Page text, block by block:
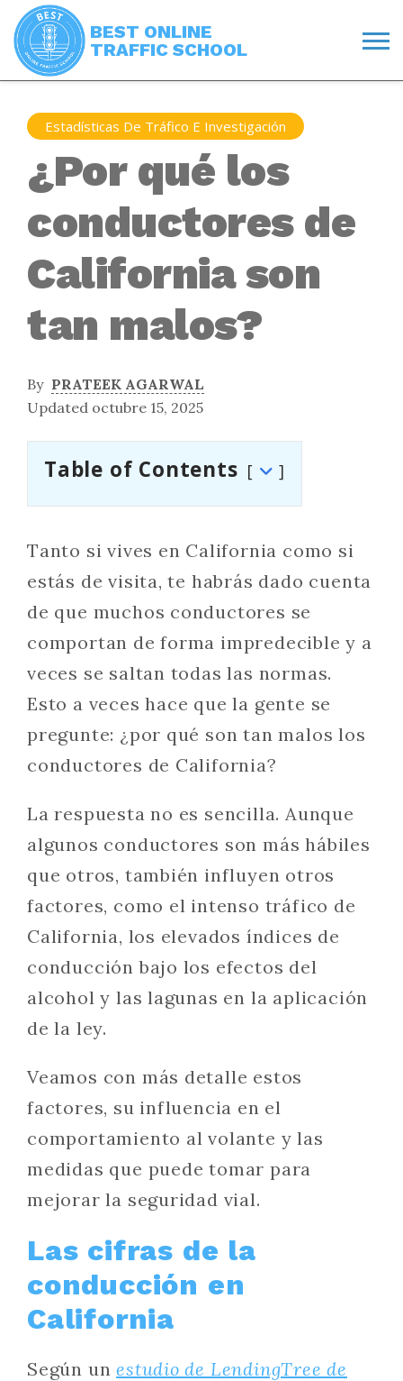
BEST ONLINE
TRAFFIC SCHOOL
Estadísticas De Tráfico E Investigación
¿Por qué los
conductores de
California son
tan malos?
By PRATEEK AGARWAL
Updated octubre 15, 2025
Table of Contents
Tanto si vives en California como si
estás de visita, te habrás dado cuenta
de que muchos conductores se
comportan de forma impredecible y a
veces se saltan todas las normas.
Esto a veces hace que la gente se
pregunte: ¿por qué son tan malos los
conductores de California?
La respuesta no es sencilla. Aunque
algunos conductores son más hábiles
que otros, también influyen otros
factores, como el intenso tráfico de
California, los elevados índices de
conducción bajo los efectos del
alcohol y las lagunas en la aplicación
de la ley.
Veamos con más detalle estos
factores, su influencia en el
comportamiento al volante y las
medidas que puede tomar para
mejorar la seguridad vial.
Las cifras de la
conducción en
California
Según unestudio de LendingTree de